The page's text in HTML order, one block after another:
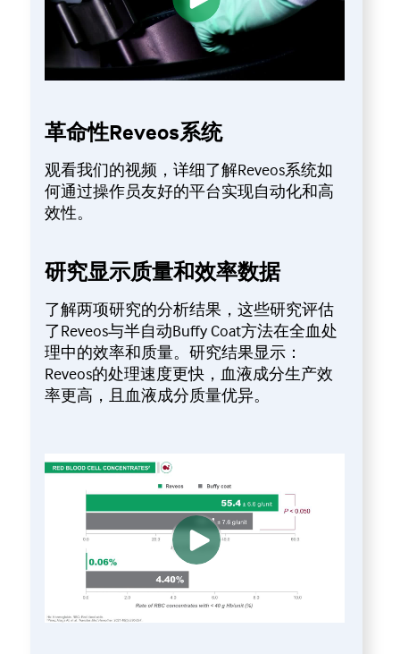
革命性Reveos系统
观看我们的视频，详细了解Reveos系统如
何通过操作员友好的平台实现自动化和高
效性。
研究显示质量和效率数据
了解两项研究的分析结果，这些研究评估
了Reveos与半自动Buffy Coat方法在全血处
理中的效率和质量。研究结果显示：
Reveos的处理速度更快，血液成分生产效
率更高，且血液成分质量优异。